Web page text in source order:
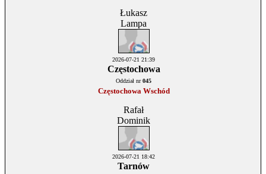
Łukasz
Lampa
2026-07-21 21:39
Częstochowa
Oddział nr045
Częstochowa Wschód
Rafał
Dominik
2026-07-21 18:42
Tarnów